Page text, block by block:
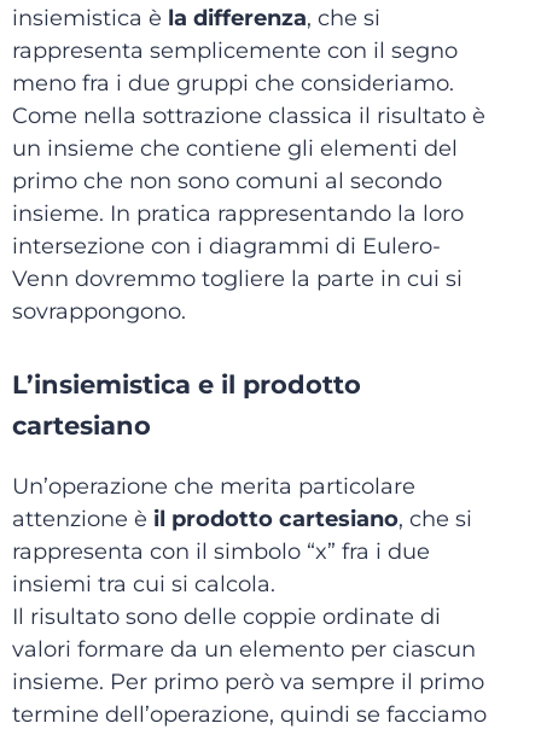
insiemistica è la differenza, che si
rappresenta semplicemente con il segno
meno fra i due gruppi che consideriamo.
Come nella sottrazione classica il risultato è
un insieme che contiene gli elementi del
primo che non sono comuni al secondo
insieme. In pratica rappresentando la loro
intersezione con i diagrammi di Eulero-
Venn dovremmo togliere la parte in cui si
sovrappongono.
L’insiemistica e il prodotto
cartesiano
Un’operazione che merita particolare
attenzione è il prodotto cartesiano, che si
rappresenta con il simbolo “x” fra i due
insiemi tra cui si calcola.
Il risultato sono delle coppie ordinate di
valori formare da un elemento per ciascun
insieme. Per primo però va sempre il primo
termine dell’operazione, quindi se facciamo